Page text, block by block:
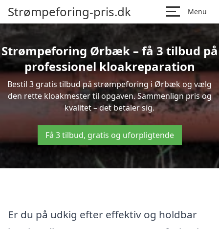
Strømpeforing-pris.dk Menu
Strømpeforing Ørbæk – få 3 tilbud på
professionel kloakreparation
Bestil 3 gratis tilbud på strømpeforing i Ørbæk og vælg
den rette kloakmester til opgaven. Sammenlign pris og
kvalitet – det betaler sig.
Få 3 tilbud, gratis og uforpligtende
Er du på udkig efter effektiv og holdbar